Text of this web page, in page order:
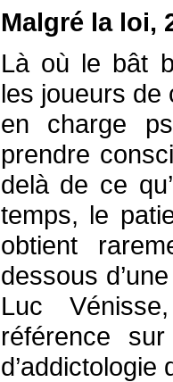
Malgré la loi,
Là où le bât
les joueurs de
en charge
prendre
delà de ce
temps, le
obtient
dessous
Luc
référence
d’addictologie